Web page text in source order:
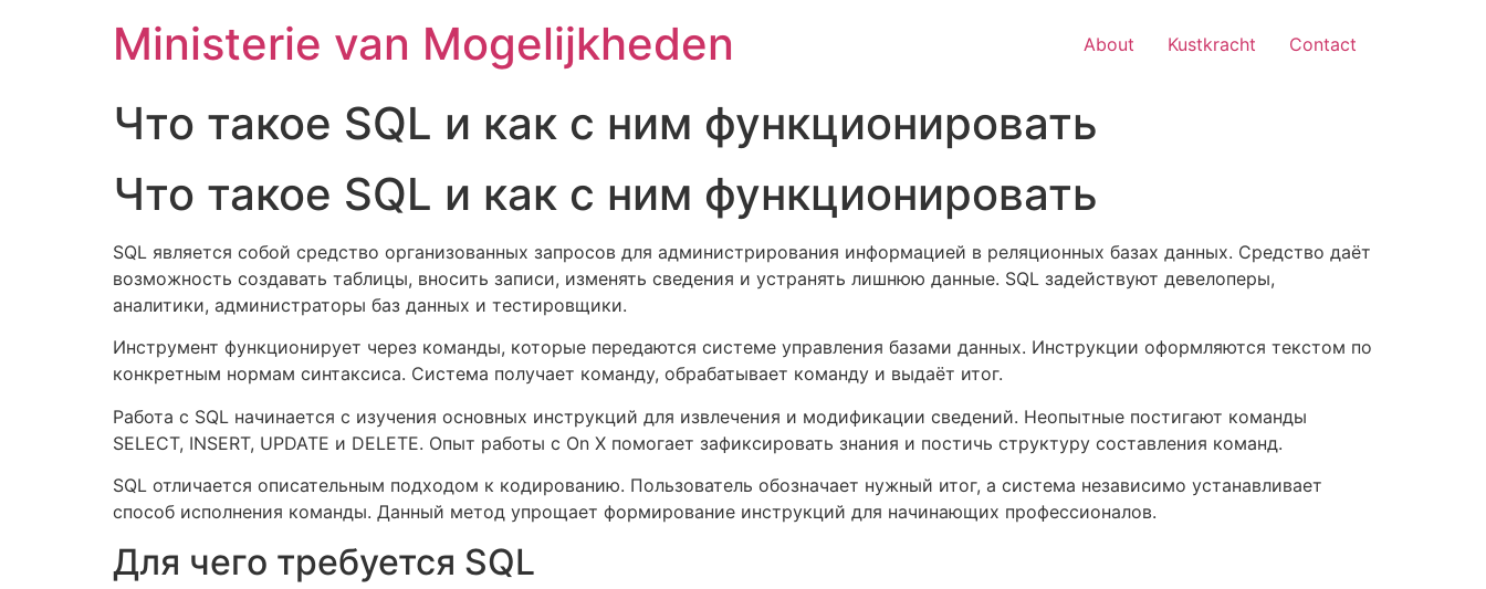
Ministerie van Mogelijkheden About Kustkracht Contact
Что такое SQL и как с ним функционировать
Что такое SQL и как с ним функционировать
SQL является собой средство организованных запросов для администрирования информацией в реляционных базах данных. Средство даёт
возможность создавать таблицы, вносить записи, изменять сведения и устранять лишнюю данные. SQL задействуют девелоперы,
аналитики, администраторы баз данных и тестировщики.
Инструмент функционирует через команды, которые передаются системе управления базами данных. Инструкции оформляются текстом по
конкретным нормам синтаксиса. Система получает команду, обрабатывает команду и выдаёт итог.
Работа с SQL начинается с изучения основных инструкций для извлечения и модификации сведений. Неопытные постигают команды
SELECT, INSERT, UPDATE и DELETE. Опыт работы с On X помогает зафиксировать знания и постичь структуру составления команд.
SQL отличается описательным подходом к кодированию. Пользователь обозначает нужный итог, а система независимо устанавливает
способ исполнения команды. Данный метод упрощает формирование инструкций для начинающих профессионалов.
Для чего требуется SQL